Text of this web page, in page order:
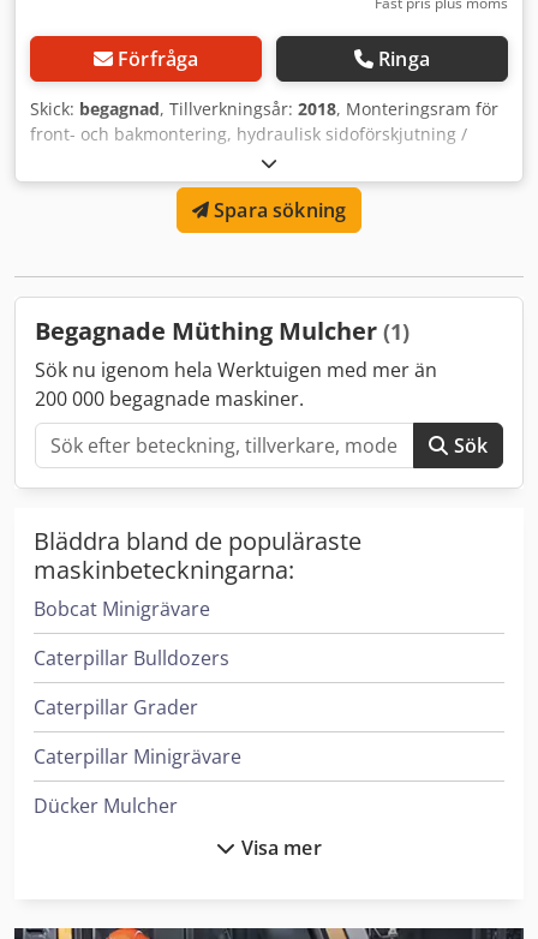
Förfråga Ringa
Skick: begagnad, Tillverkningsår: 2018, Monteringsram för
front- och bakmontering, hydraulisk sidoförskjutning /
stödrulle, motkniv, speciallackering svart, glidskor,
kardanaxel / Dkjdpfxeual S Ue Aahor
Spara sökning
Begagnade Müthing Mulcher (1)
Sök nu igenom hela Werktuigen med mer än
200 000 begagnade maskiner.
Sök
Bläddra bland de populäraste
maskinbeteckningarna:
Bobcat Minigrävare
Caterpillar Bulldozers
Caterpillar Grader
Caterpillar Minigrävare
Dücker Mulcher
Hanomag Bulldozers
Visa mer